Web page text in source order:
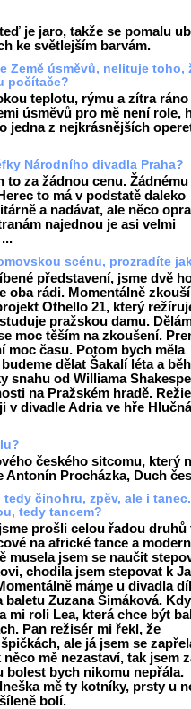
je jaro, takže se pomalu
ke světlejším barvám.
Země úsměvů, nelituje toho,
počítače?
teplotu, rýmu a zítra ráno
úsměvů pro mě není role,
jedna z nejkrásnějších
Národního divadla Praha?
to za žádnou cenu. Žádnému
to má v podstatě daleko
a nadávat, ale něco
najednou je asi velmi
scénu, prozradíte
představení, jsme dvě
oba rádi. Momentálně
Othello 21, který
pražskou damu.
moc těším na zkoušení.
moc času. Potom bych měla
dělat Šakalí léta a
snahu od Williama
na Pražském hradě.
v divadle Adria ve hře Hlučná
českého sitcomu, který
Antonín Procházka, Duch
činohru, zpěv, ale i
tedy tancem?
prošli celou řadou druhů
na africké tance a
musela jsem se naučit
chodila jsem stepovat k
máme u divadla
Zuzana Šimáková.
mi roli Lea, která chce být
Pan režisér mi řekl, že
ale já jsem se
mě nezastaví, tak jsem
bolest bych nikomu nepřála.
mě ty kotníky, prsty u
bolí.